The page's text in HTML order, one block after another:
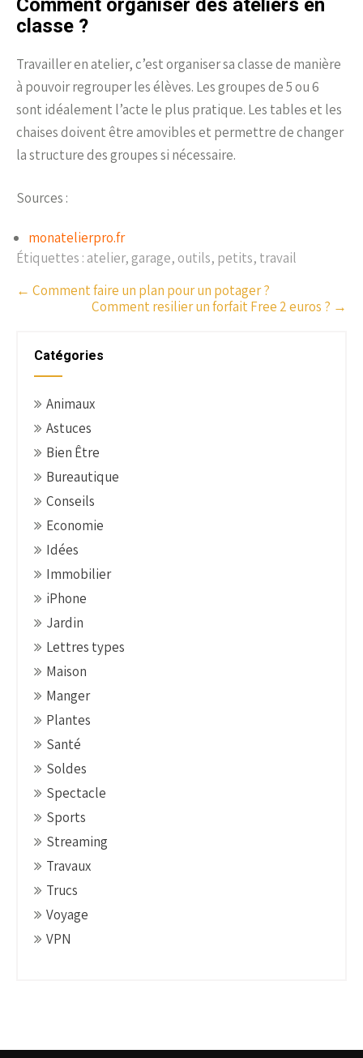
Comment organiser des ateliers en
classe ?
Travailler en atelier, c’est organiser sa classe de manière
à pouvoir regrouper les élèves. Les groupes de 5 ou 6
sont idéalement l’acte le plus pratique. Les tables et les
chaises doivent être amovibles et permettre de changer
la structure des groupes si nécessaire.
Sources :
monatelierpro.fr
Étiquettes : atelier, garage, outils, petits, travail
P
← Comment faire un plan pour un potager ?
Comment resilier un forfait Free 2 euros ? →
Catégories
Animaux
Astuces
Bien Être
Bureautique
Conseils
Economie
Idées
Immobilier
iPhone
Jardin
Lettres types
Maison
Manger
Plantes
Santé
Soldes
Spectacle
Sports
Streaming
Travaux
Trucs
Voyage
VPN